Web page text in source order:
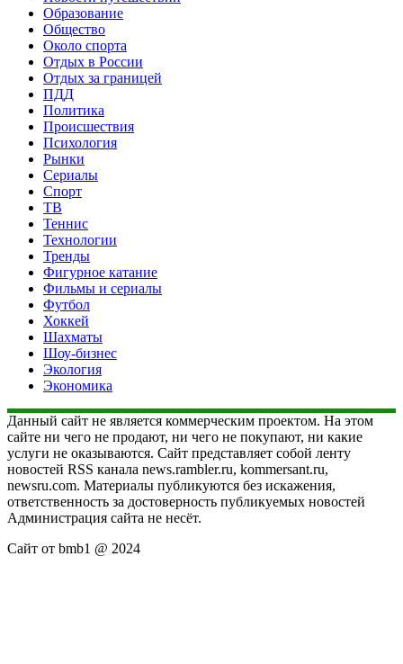
Образование
Общество
Около спорта
Отдых в России
Отдых за границей
ПДД
Политика
Происшествия
Психология
Рынки
Сериалы
Спорт
ТВ
Теннис
Технологии
Тренды
Фигурное катание
Фильмы и сериалы
Футбол
Хоккей
Шахматы
Шоу-бизнес
Экология
Экономика
Данный сайт не является коммерческим проектом. На этом
сайте ни чего не продают, ни чего не покупают, ни какие
услуги не оказываются. Сайт представляет собой ленту
новостей RSS канала news.rambler.ru, kommersant.ru,
newsru.com. Материалы публикуются без искажения,
ответственность за достоверность публикуемых новостей
Администрация сайта не несёт.
Сайт от bmb1 @ 2024